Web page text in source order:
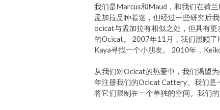
我们是Marcus和Maud，和我们在荷
孟加拉品种着迷，但经过一些研究后
ocicat与孟加拉有相似之处，但具有
的Ocicat。 2007年11月，我们照顾
Kaya寻找一个小朋友。 2010年，
从我们对Ocicat的热爱中，我们渴望
年注册我们的Ocicat Cattery。我们是
将它们限制在一个单独的空间。我们